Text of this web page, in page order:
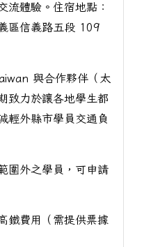
流體驗。住宿地點：
區信義路五段 109
與合作夥伴（太
致力於讓各地學生都
輕外縣市學員交通負
圍外之學員，可申請
鐵費用（需提供票據